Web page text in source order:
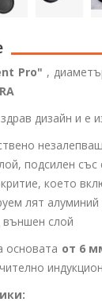
Pro" ,
дизайн и е
подсилен
което
лят алуминий
слой
основата от 6